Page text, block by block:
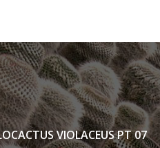
VIOLACEUS PT 07